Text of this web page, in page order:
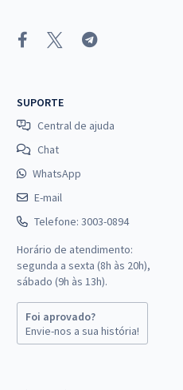
SUPORTE
Central de ajuda
Chat
WhatsApp
E-mail
Telefone: 3003-0894
Horário de atendimento:
segunda a sexta (8h às 20h),
sábado (9h às 13h).
Foi aprovado?
Envie-nos a sua história!